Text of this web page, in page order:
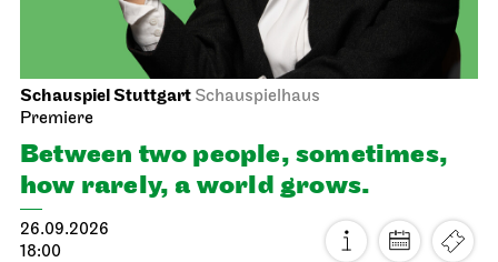
Schauspiel Stuttgart Schauspielhaus
Premiere
Between two people, sometimes,
how rarely, a world grows.
26.09.2026
18:00